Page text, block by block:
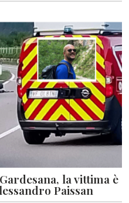
la vittima è
Paissan